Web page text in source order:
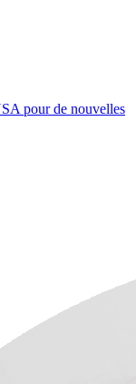
pour de nouvelles